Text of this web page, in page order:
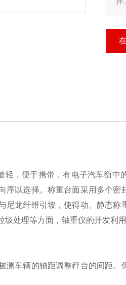
轻，便于携带，有电子汽车衡中
序以选择。称重台面采用多个
尼龙纤维引坡，使得动、静态
处理等方面，轴重仪的开发利
测车辆的轴距调整秤台的间距